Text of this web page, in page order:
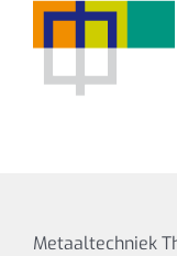
Metaaltechniek